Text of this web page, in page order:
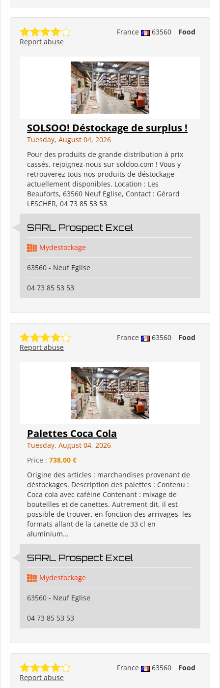
France 63560
Food
Report abuse
SOLSOO! Déstockage de surplus !
Tuesday, August 04, 2026
Pour des produits de grande distribution à prix
cassés, rejoignez-nous sur soldoo.com ! Vous y
retrouverez tous nos produits de déstockage
actuellement disponibles. Location : Les
Beauforts, 63560 Neuf Eglise, Contact : Gérard
LESCHER, 04 73 85 53 53
SARL Prospect Excel
Mydestockage
63560 - Neuf Eglise
04 73 85 53 53
France 63560
Food
Report abuse
Palettes Coca Cola
Tuesday, August 04, 2026
Price : 738,00 €
Origine des articles : marchandises provenant de
déstockages. Description des palettes : Contenu :
Coca cola avec caféine Contenant : mixage de
bouteilles et de canettes. Autrement dit, il est
possible de trouver, en fonction des arrivages, les
formats allant de la canette de 33 cl en
aluminium...
SARL Prospect Excel
Mydestockage
63560 - Neuf Eglise
04 73 85 53 53
France 63560
Food
Report abuse